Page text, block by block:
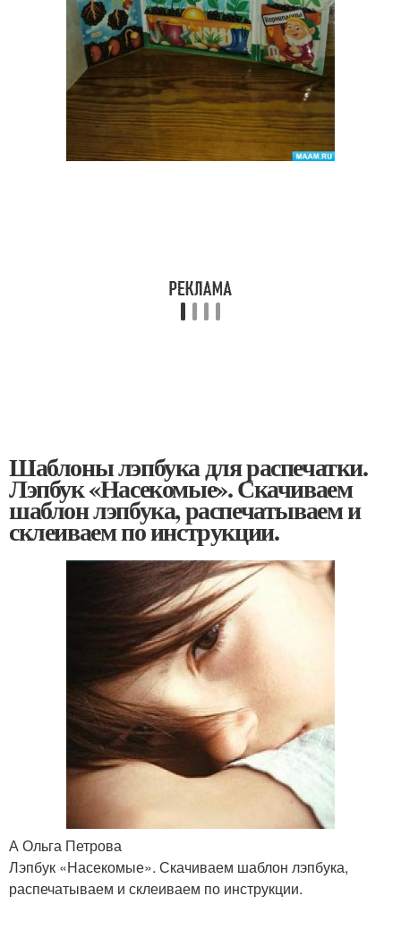
Шаблоны лэпбука для распечатки.
Лэпбук «Насекомые». Скачиваем
шаблон лэпбука, распечатываем и
склеиваем по инструкции.
А Ольга Петрова
Лэпбук «Насекомые». Скачиваем шаблон лэпбука,
распечатываем и склеиваем по инструкции.